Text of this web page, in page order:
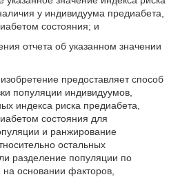
у индивидуума предиабета,
состояния; и
отчета об указанном значении
предоставляет способ
популяции индивидуумов,
индекса риска предиабета,
состояния для
и ранжирование
остальных
разделение популяции по
основании факторов,